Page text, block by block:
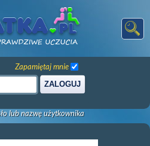
ZALOGUJ
Zapamiętaj mnie
lub nazwę użytkownika